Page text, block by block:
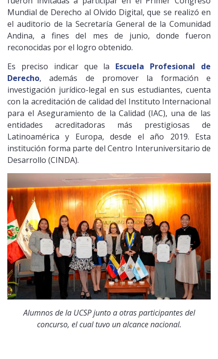
Mundial de Derecho al Olvido Digital, que se realizó en
el auditorio de la Secretaría General de la Comunidad
Andina, a fines del mes de junio, donde fueron
reconocidas por el logro obtenido.
Es preciso indicar que la Escuela Profesional de
Derecho, además de promover la formación e
investigación jurídico-legal en sus estudiantes, cuenta
con la acreditación de calidad del Instituto Internacional
para el Aseguramiento de la Calidad (IAC), una de las
entidades acreditadoras más prestigiosas de
Latinoamérica y Europa, desde el año 2019. Esta
institución forma parte del Centro Interuniversitario de
Desarrollo (CINDA).
Alumnos de la UCSP junto a otras participantes del
concurso, el cual tuvo un alcance nacional.